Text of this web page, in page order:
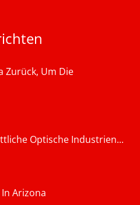
Zurück, Um Die
Optische Industrien...
Arizona